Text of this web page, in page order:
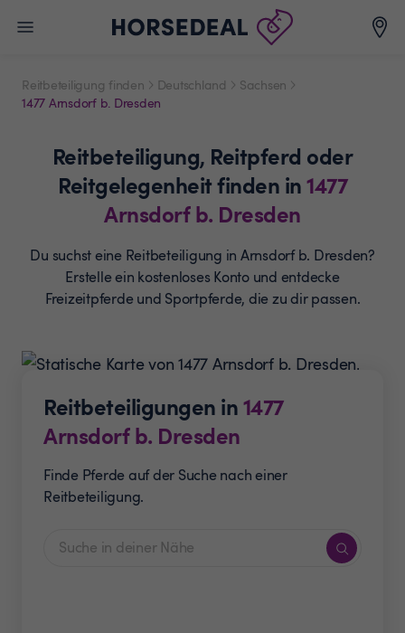
Reitbeteiligung finden Deutschland
Sachsen
1477 Arnsdorf b. Dresden
Reitbeteiligung, Reitpferd oder
Reitgelegenheitfinden in1477
Arnsdorf b. Dresden
Du suchst eine Reitbeteiligung in Arnsdorf b. Dresden?
Erstelle ein kostenloses Konto und entdecke
Freizeitpferde und Sportpferde, die zu dir passen.
Reitbeteiligungen in1477
Arnsdorf b. Dresden
Finde Pferde auf der Suche nach einer
Reitbeteiligung.